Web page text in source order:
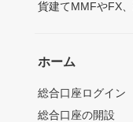
貨建てMMFやFX
ホーム
総合口座ログイン
総合口座の開設